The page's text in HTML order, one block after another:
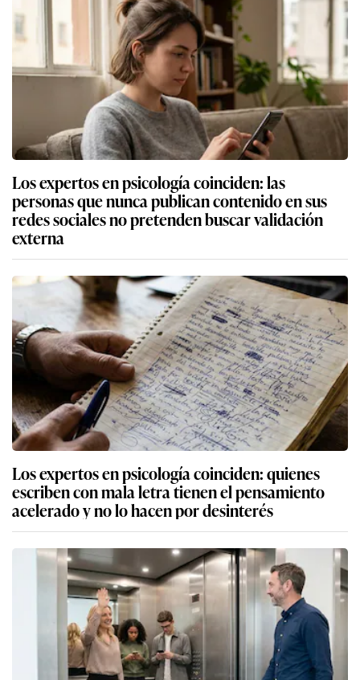
Los expertos en psicología coinciden: las
personas que nunca publican contenido en sus
redes sociales no pretenden buscar validación
externa
Los expertos en psicología coinciden: quienes
escriben con mala letra tienen el pensamiento
acelerado y no lo hacen por desinterés